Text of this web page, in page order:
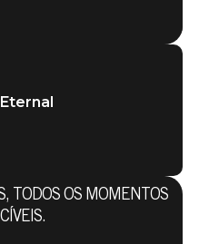
TODOS OS MOMENTOS